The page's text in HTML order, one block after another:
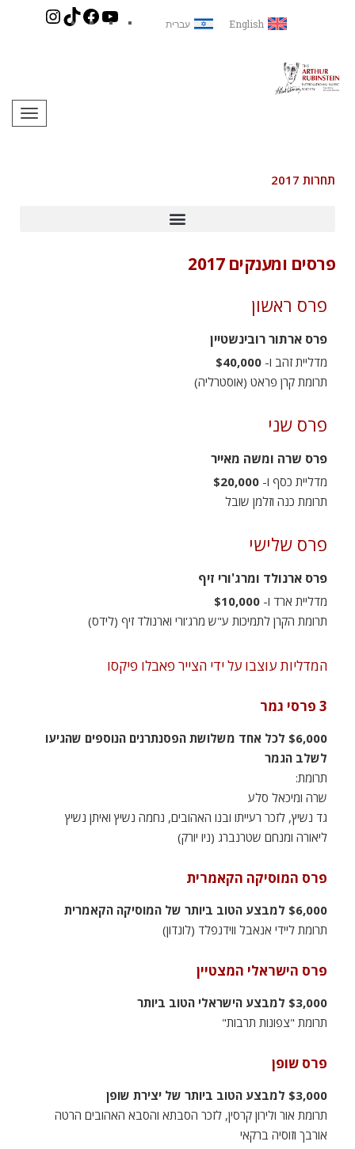
English עברית
תחרות 2017
פרסים ומענקים 2017
פרס ראשון
פרס ארתור רובינשטיין
מדליית זהב ו-
תרומת קרן פראט (אוסטרליה)
פרס שני
פרס שרה ומשה מאייר
מדליית כסף ו-
תרומת כנה וזלמן שובל
פרס שלישי
פרס ארנולד ומרג'ורי זיף
מדליית ארד ו- $10,000
תרומת הקרן לתמיכות ע"ש מרג'ורי וארנולד זיף (לידס)
המדליות עוצבו על ידי הצייר פאבלו פיקסו
3 פרסי גמר
$6,000 לכל אחד משלושת הפסנתרנים הנוספים שהגיעו
לשלב הגמר
תרומת:
שרה ומיכאל סלע
גד נשיץ, לזכר רעייתו ובנו האהובים, נחמה נשיץ ואיתן נשיץ
ליאורה ומנחם שטרנברג (ניו יורק)
פרס המוסיקה הקאמרית
$6,000 למבצע הטוב ביותר של המוסיקה הקאמרית
תרומת ליידי אנאבל ווידנפלד (לונדון)
פרס הישראלי המצטיין
$3,000 למבצע הישראלי הטוב ביותר
תרומת "צפונות תרבות"
פרס שופן
$3,000 למבצע הטוב ביותר של יצירת שופן
תרומת אור ולירון קרסין, לזכר הסבתא והסבא האהובים הרטה
אורבך וזוסיה ברקאי